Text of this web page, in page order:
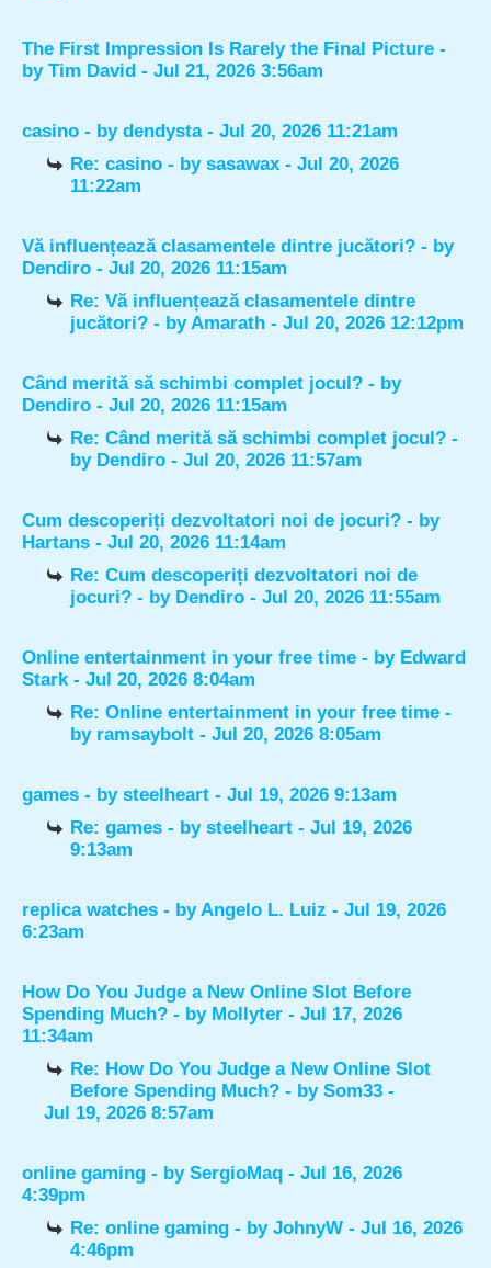
The First Impression Is Rarely the Final Picture -
by Tim David - Jul 21, 2026 3:56am
casino - by dendysta- Jul 20, 2026 11:21am
Re: casino - bysasawax - Jul 20, 2026
11:22am
Vă influențează clasamentele dintre jucători? - by
Dendiro - Jul 20, 2026 11:15am
Re: Vă influențează clasamentele dintre
jucători? - byAmarath - Jul 20, 2026 12:12pm
Când merită să schimbi complet jocul? - by
Dendiro - Jul 20, 2026 11:15am
Re: Când merită să schimbi complet jocul? -
by Dendiro - Jul 20, 2026 11:57am
Cum descoperiți dezvoltatori noi de jocuri? - by
Hartans - Jul 20, 2026 11:14am
Re: Cum descoperiți dezvoltatori noi de
jocuri? - by Dendiro - Jul 20, 2026 11:55am
Online entertainment in your free time - by Edward
Stark- Jul 20, 2026 8:04am
Re: Online entertainment in your free time -
by ramsaybolt - Jul 20, 2026 8:05am
games - by steelheart - Jul 19, 2026 9:13am
Re: games - bysteelheart - Jul 19, 2026
9:13am
replica watches - byAngelo L. Luiz - Jul 19, 2026
6:23am
How Do You Judge a New Online Slot Before
Spending Much? - by Mollyter - Jul 17, 2026
11:34am
Re: How Do You Judge a New Online Slot
Before Spending Much? - bySom33 -
Jul 19, 2026 8:57am
online gaming - by SergioMaq - Jul 16, 2026
4:39pm
Re: online gaming - byJohnyW - Jul 16, 2026
4:46pm